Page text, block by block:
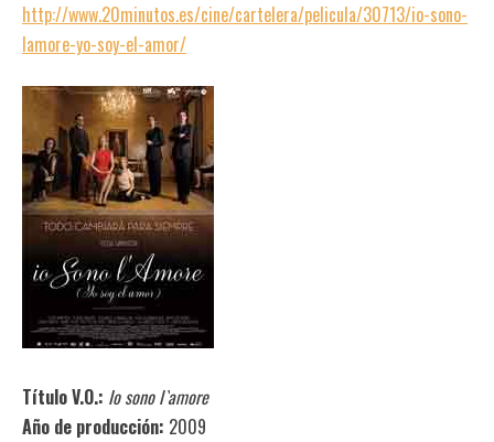
http://www.20minutos.es/cine/cartelera/pelicula/30713/io-sono-
lamore-yo-soy-el-amor/
Título V.O.: Io sono l`amore
Año de producción: 2009